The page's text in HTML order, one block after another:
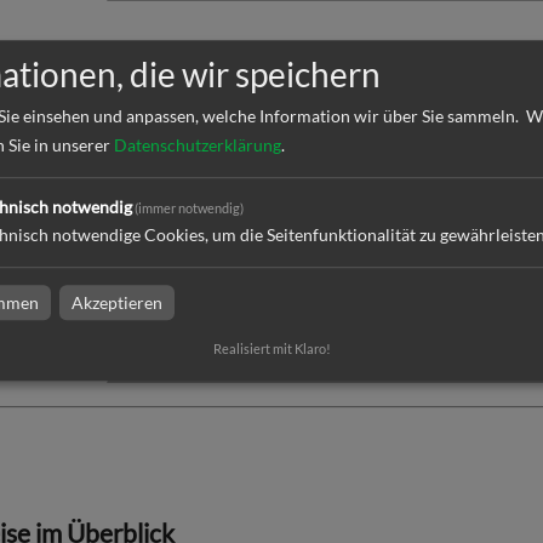
überprüfen
und Versand
im Überblick
die wir speichern
einsehen und anpassen, welche Information wir über Sie sammeln.
Sie in unserer Datenschutzerklärung.
notwendig(immer notwendig)
notwendige Cookies, um die Seitenfunktionalität zu gewährleisten
Akzeptieren
Realisiert mit Klaro!